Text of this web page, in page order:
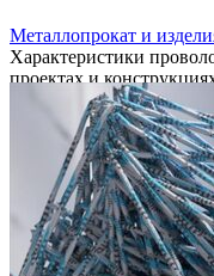
Металлопрокат и
Характеристики
проектах и